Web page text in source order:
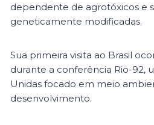
dependente de agrotóxicos e
geneticamente modificadas.
Sua primeira visita ao Brasil
durante a conferência Rio-92,
Unidas focado em meio
desenvolvimento.